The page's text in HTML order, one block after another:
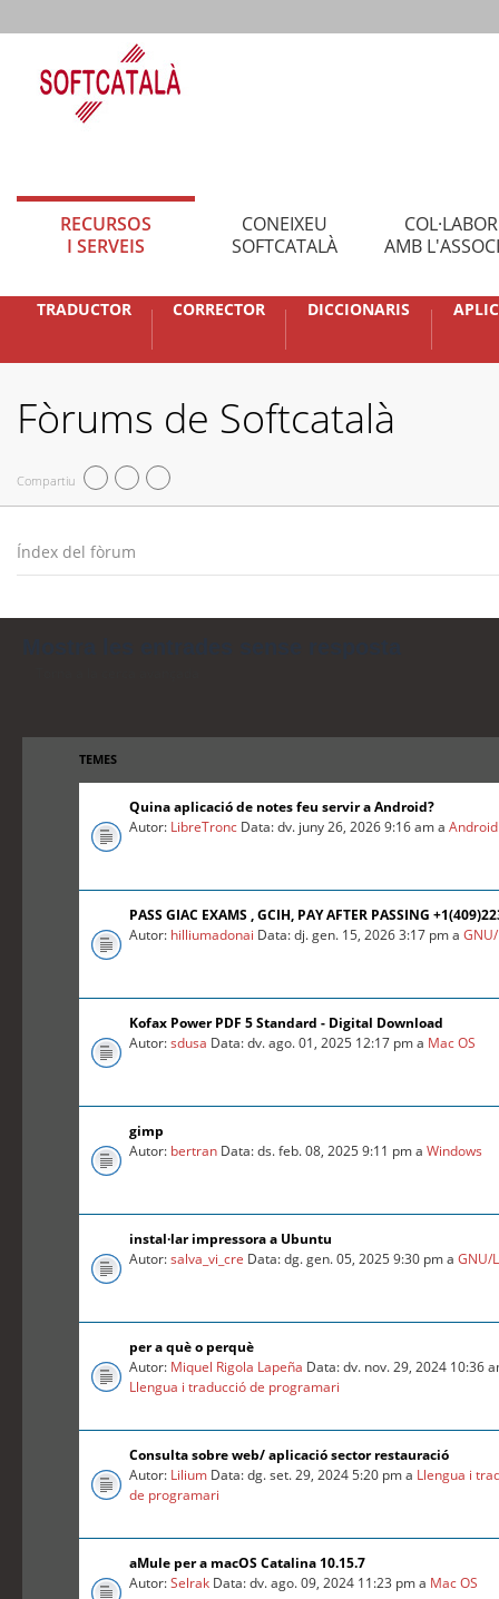
RECURSOS
I SERVEIS
CONEIXEU
SOFTCATALÀ
AMB
TRADUCTOR CORRECTOR DICCIONARIS
Fòrums de Softcatalà
Compartiu
Índex del fòrum
TEMES
Quina aplicació de notes feu servir a Android?
Autor: LibreTronc Data: dv. juny 26, 2026 9:16 am aAndroid
PASS GIAC EXAMS , GCIH, PAY AFTER PASSING
Autor: hilliumadonai Data: dj. gen. 15, 2026 3:17 pm a
Kofax Power PDF 5 Standard - Digital Download
Autor:sdusa Data: dv. ago. 01, 2025 12:17 pm a Mac OS
gimp
Autor: bertran Data: ds. feb. 08, 2025 9:11 pm aWindows
instal·lar impressora a Ubuntu
Autor:salva_vi_cre Data: dg. gen. 05, 2025 9:30 pm aGNU/
per a què o perquè
Autor: Miquel Rigola Lapeña Data: dv. nov. 29, 2024 10:36
Llengua i traducció de programari
Consulta sobre web/ aplicació sector restauració
Autor: Lilium Data: dg. set. 29, 2024 5:20 pm a Llengua i
de programari
aMule per a macOS Catalina 10.15.7
Autor:Selrak Data: dv. ago. 09, 2024 11:23 pm a Mac OS